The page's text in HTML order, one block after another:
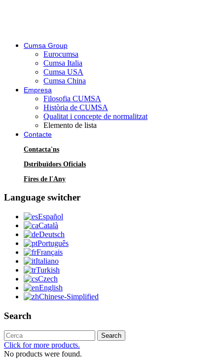
Cumsa Group
Eurocumsa
Cumsa Italia
Cumsa USA
Cumsa China
Empresa
Filosofia CUMSA
Història de CUMSA
Qualitat i concepte de normalitzat
Elemento de lista
Contacte
Contacta'ns
Dstribuïdors Oficials
Fires de l'Any
Language switcher
Español
Català
Deutsch
Português
Français
Italiano
Turkish
Czech
English
Chinese-Simplified
Search
Search
Click for more products.
No products were found.